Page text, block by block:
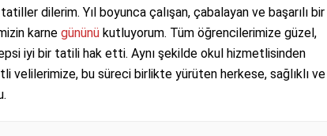
dilerim. Yıl boyunca çalışan, çabalayan ve başarılı bir
karne gününü kutluyorum. Tüm öğrencilerimize güzel,
iyi bir tatili hak etti. Aynı şekilde okul hizmetlisinden
velilerimize, bu süreci birlikte yürüten herkese, sağlıklı ve